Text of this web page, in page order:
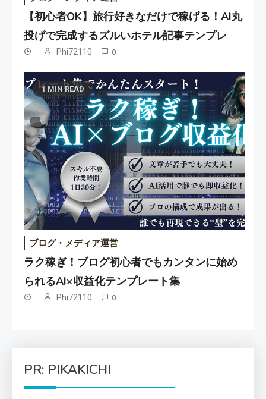
【初心者OK】旅行好きなだけで稼げる！AI丸
投げで完成するズルいホテル記事テンプレ
Phi72110 0
1 MIN READ
ブログ・メディア運営
ラク稼ぎ！ブログ初心者でもカンタンに始め
られるAI×収益化テンプレート集
Phi72110 0
PR: PIKAKICHI